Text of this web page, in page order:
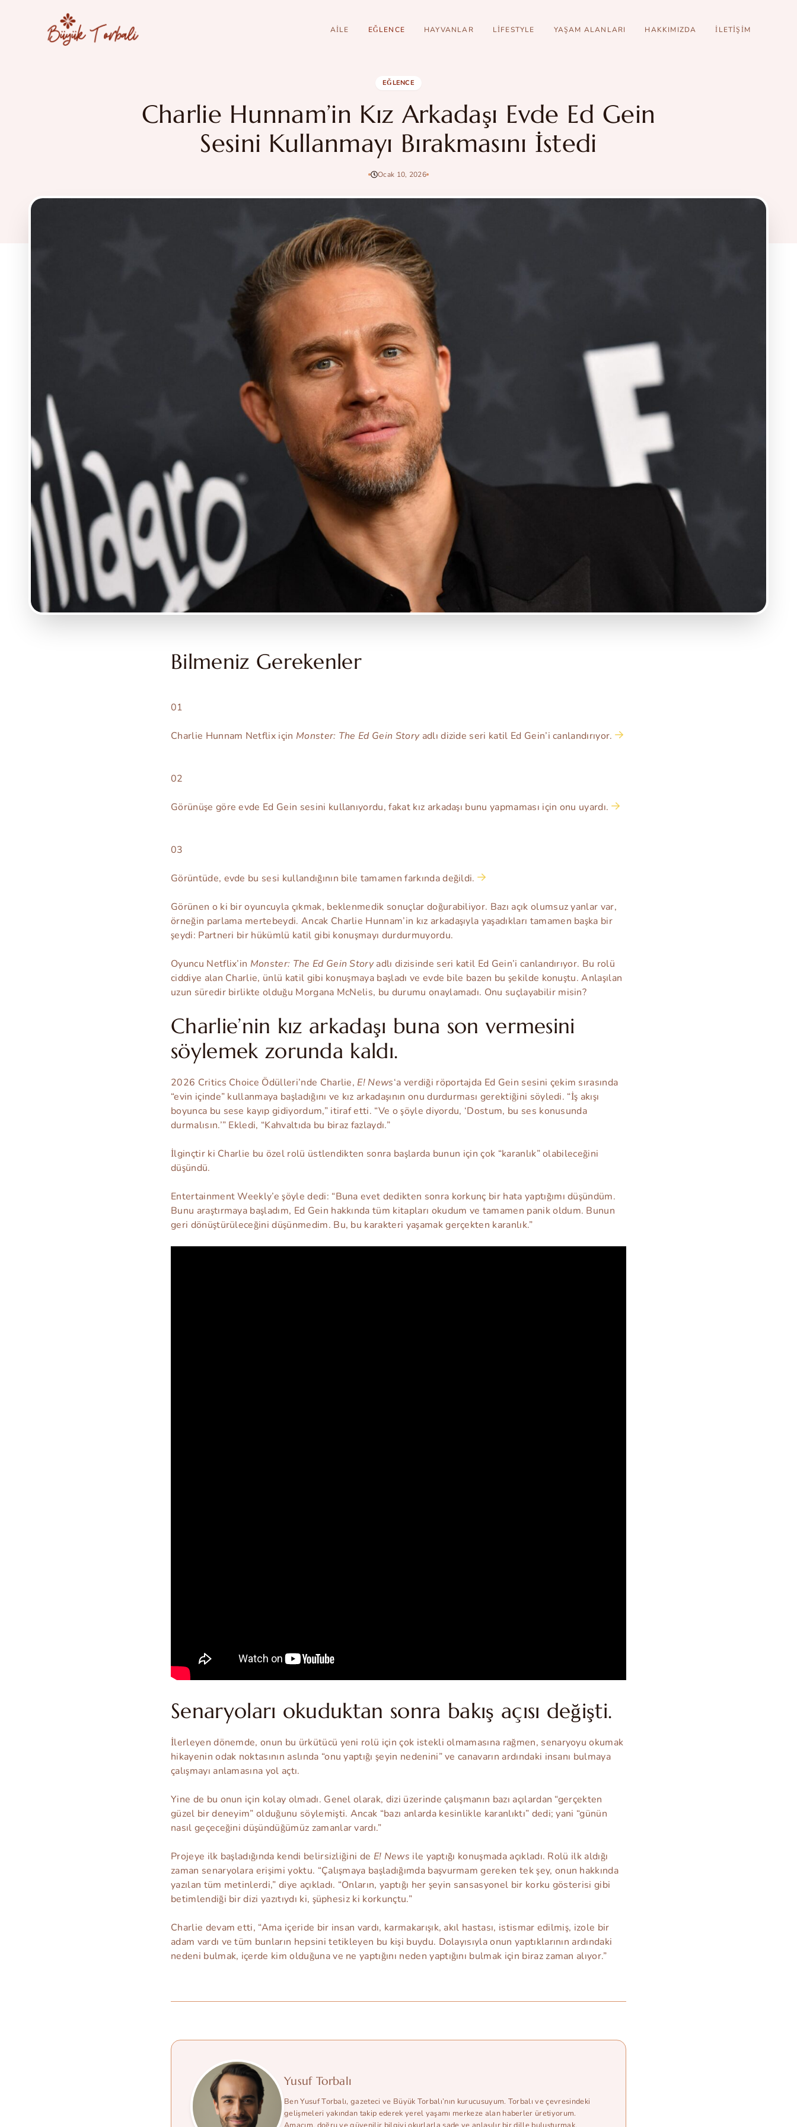
AILE EĞLENCE HAYVANLAR LIFESTYLE YAŞAM ALANLARI HAKKIMIZDA İLETIŞIM
EĞLENCE
Charlie Hunnam’in Kız Arkadaşı Evde Ed Gein
Sesini Kullanmayı Bırakmasını İstedi
Ocak 10, 2026
Bilmeniz Gerekenler
01
Charlie Hunnam Netflix için Monster: The Ed Gein Storyadlı dizide seri katil Ed Gein’i canlandırıyor.
02
Görünüşe göre evde Ed Gein sesini kullanıyordu, fakat kız arkadaşı bunu yapmaması için onu uyardı.
03
Görüntüde, evde bu sesi kullandığının bile tamamen farkında değildi.
Görünen o ki bir oyuncuyla çıkmak, beklenmedik sonuçlar doğurabiliyor. Bazı açık olumsuz yanlar var,
örneğin parlama mertebeydi. Ancak Charlie Hunnam’in kız arkadaşıyla yaşadıkları tamamen başka bir
şeydi: Partneri bir hükümlü katil gibi konuşmayı durdurmuyordu.
Oyuncu Netflix’in Monster: The Ed Gein Storyadlı dizisinde seri katil Ed Gein’i canlandırıyor. Bu rolü
ciddiye alan Charlie, ünlü katil gibi konuşmaya başladı ve evde bile bazen bu şekilde konuştu. Anlaşılan
uzun süredir birlikte olduğu Morgana McNelis, bu durumu onaylamadı. Onu suçlayabilir misin?
Charlie’nin kız arkadaşı buna son vermesini
söylemek zorunda kaldı.
2026 Critics Choice Ödülleri’nde Charlie, E! News‘a verdiği röportajda Ed Gein sesini çekim sırasında
“evin içinde” kullanmaya başladığını ve kız arkadaşının onu durdurması gerektiğini söyledi. “İş akışı
boyunca bu sese kayıp gidiyordum,” itiraf etti. “Ve o şöyle diyordu, ‘Dostum, bu ses konusunda
durmalısın.’” Ekledi, “Kahvaltıda bu biraz fazlaydı.”
İlginçtir ki Charlie bu özel rolü üstlendikten sonra başlarda bunun için çok “karanlık” olabileceğini
düşündü.
Entertainment Weekly’e şöyle dedi: “Buna evet dedikten sonra korkunç bir hata yaptığımı düşündüm.
Bunu araştırmaya başladım, Ed Gein hakkında tüm kitapları okudum ve tamamen panik oldum. Bunun
geri dönüştürüleceğini düşünmedim. Bu, bu karakteri yaşamak gerçekten karanlık.”
Senaryoları okuduktan sonra bakış açısı değişti.
İlerleyen dönemde, onun bu ürkütücü yeni rolü için çok istekli olmamasına rağmen, senaryoyu okumak
hikayenin odak noktasının aslında “onu yaptığı şeyin nedenini” ve canavarın ardındaki insanı bulmaya
çalışmayı anlamasına yol açtı.
Yine de bu onun için kolay olmadı. Genel olarak, dizi üzerinde çalışmanın bazı açılardan “gerçekten
güzel bir deneyim” olduğunu söylemişti. Ancak “bazı anlarda kesinlikle karanlıktı” dedi; yani “günün
nasıl geçeceğini düşündüğümüz zamanlar vardı.”
Projeye ilk başladığında kendi belirsizliğini de E! News ile yaptığı konuşmada açıkladı. Rolü ilk aldığı
zaman senaryolara erişimi yoktu. “Çalışmaya başladığımda başvurmam gereken tek şey, onun hakkında
yazılan tüm metinlerdi,” diye açıkladı. “Onların, yaptığı her şeyin sansasyonel bir korku gösterisi gibi
betimlendiği bir dizi yazıtıydı ki, şüphesiz ki korkunçtu.”
Charlie devam etti, “Ama içeride bir insan vardı, karmakarışık, akıl hastası, istismar edilmiş, izole bir
adam vardı ve tüm bunların hepsini tetikleyen bu kişi buydu. Dolayısıyla onun yaptıklarının ardındaki
nedeni bulmak, içerde kim olduğuna ve ne yaptığını neden yaptığını bulmak için biraz zaman alıyor.”
Yusuf Torbalı
Ben Yusuf Torbalı, gazeteci ve Büyük Torbalı’nın kurucusuyum. Torbalı ve çevresindeki
gelişmeleri yakından takip ederek yerel yaşamı merkeze alan haberler üretiyorum.